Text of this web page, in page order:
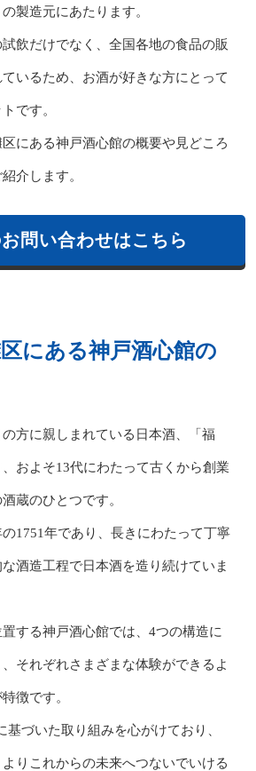
製造元にあたります。
飲だけでなく、全国各地の食品の販
いるため、お酒が好きな方にとって
です。
にある神戸酒心館の概要や見どころ
介します。
問い合わせはこちら
にある神戸酒心館の
方に親しまれている日本酒、「福
およそ13代にわたって古くから創業
蔵のひとつです。
1751年であり、長きにわたって丁寧
酒造工程で日本酒を造り続けていま
する神戸酒心館では、4つの構造に
それぞれさまざまな体験ができるよ
徴です。
基づいた取り組みを心がけており、
りこれからの未来へつないでいける